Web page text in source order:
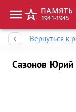
Вернуться к
Сазонов Юрий
Память народа